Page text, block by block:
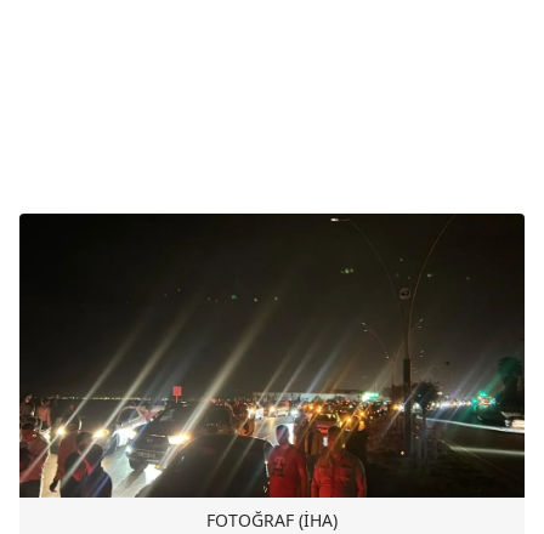
FOTOĞRAF (İHA)